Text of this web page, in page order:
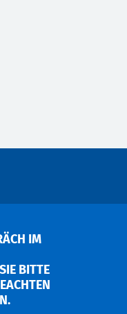
IM
BITTE V
S